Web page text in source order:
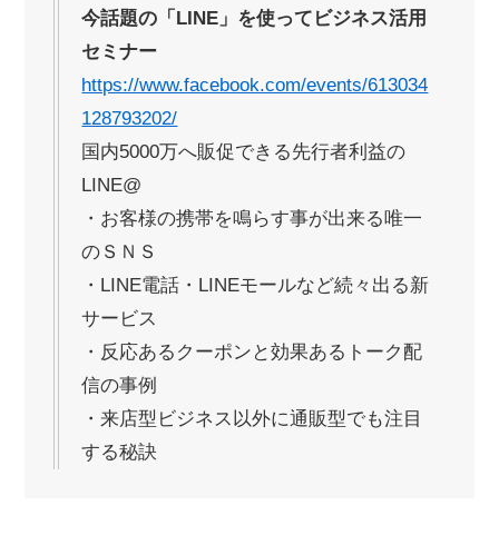
今話題の「LINE」を使ってビジネス活用
セミナー
https://www.facebook.com/events/613034
128793202/
国内5000万へ販促できる先行者利益の
LINE@
・お客様の携帯を鳴らす事が出来る唯一
のＳＮＳ
・LINE電話・LINEモールなど続々出る新
サービス
・反応あるクーポンと効果あるトーク配
信の事例
・来店型ビジネス以外に通販型でも注目
する秘訣